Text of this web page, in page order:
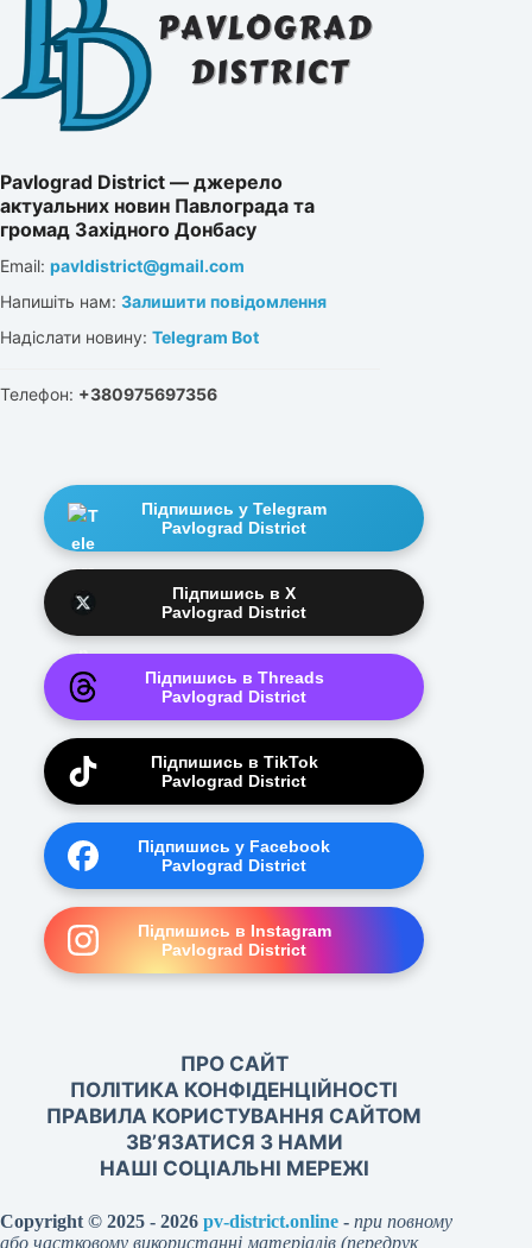
Pavlograd District — джерело
актуальних новин Павлограда та
громад Західного Донбасу
Email: pavldistrict@gmail.com
Напишіть нам: Залишити повідомлення
Надіслати новину: Telegram Bot
Телефон: +380975697356
Підпишись у Telegram
Pavlograd District
Підпишись в X
Pavlograd District
Підпишись в Threads
Pavlograd District
Підпишись в TikTok
Pavlograd District
Підпишись у Facebook
Pavlograd District
Підпишись в Instagram
Pavlograd District
ПРО САЙТ
ПОЛІТИКА КОНФІДЕНЦІЙНОСТІ
ПРАВИЛА КОРИСТУВАННЯ САЙТОМ
ЗВ’ЯЗАТИСЯ З НАМИ
НАШІ СОЦІАЛЬНІ МЕРЕЖІ
Copyright © 2025 - 2026 pv-district.online - при повному
або частковому використанні матеріалів (передрук,